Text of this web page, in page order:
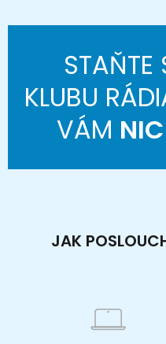
STAŇTE
KLUBU
VÁM
JAK